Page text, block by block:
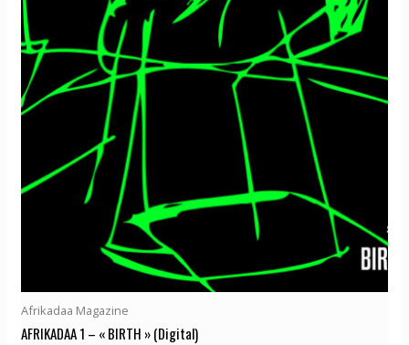
Afrikadaa Magazine
AFRIKADAA 1 – « BIRTH » (Digital)